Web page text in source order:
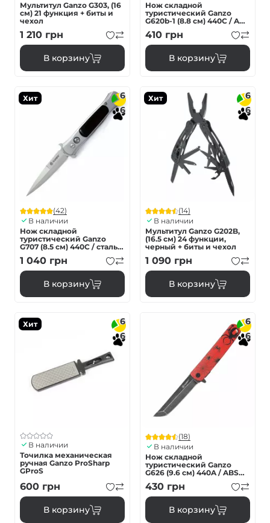
Мультитул Ganzo G303, (16
см) 21 функция + биты и
чехол
1 210 грн
В корзину
Нож складной
туристический Ganzo
G620b-1 (8.8 см) 440C / ABS
черный
410 грн
В корзину
Хит
6
6
(42)
В наличии
Нож складной
туристический Ganzo
G707 (8.5 см) 440C / сталь с
деревом серый
1 040 грн
В корзину
Хит
6
6
(14)
В наличии
Мультитул Ganzo G202B,
(16.5 см) 24 функции,
черный + биты и чехол
1 090 грн
В корзину
Хит
6
6
В наличии
Точилка механическая
ручная Ganzo ProSharp
GProS
600 грн
В корзину
6
6
(18)
В наличии
Нож складной
туристический Ganzo
G626 (9.6 см) 440A / ABS
красный
430 грн
В корзину